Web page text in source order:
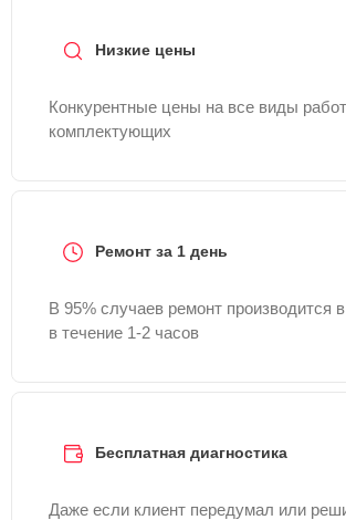
Низкие цены
Конкурентные цены на все виды
комплектующих
Ремонт за 1 день
В 95% случаев ремонт производится
в течение 1-2 часов
Бесплатная диагностика
Даже если клиент передумал или